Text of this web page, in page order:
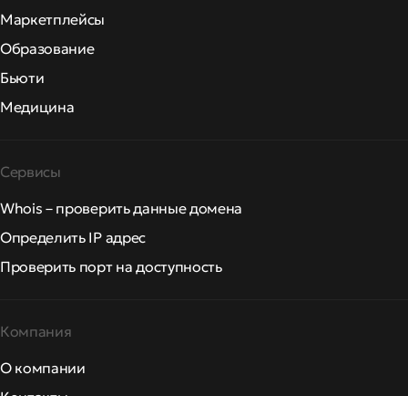
Маркетплейсы
Образование
Бьюти
Медицина
Сервисы
Whois – проверить данные домена
Определить IP адрес
Проверить порт на доступность
Компания
О компании